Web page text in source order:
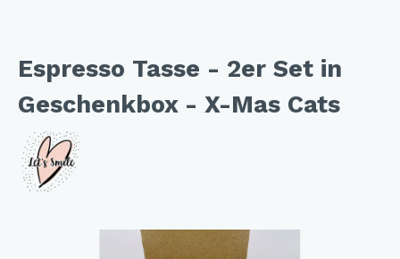
Espresso Tasse - 2er Set in
Geschenkbox - X-Mas Cats